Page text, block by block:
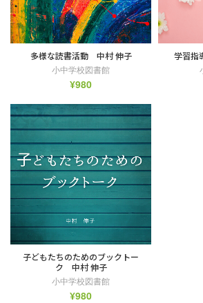
多様な読書活動 中村 伸子
小中学校図書館
¥980
学習指
子どもたちのためのブックトー
ク 中村 伸子
小中学校図書館
¥980